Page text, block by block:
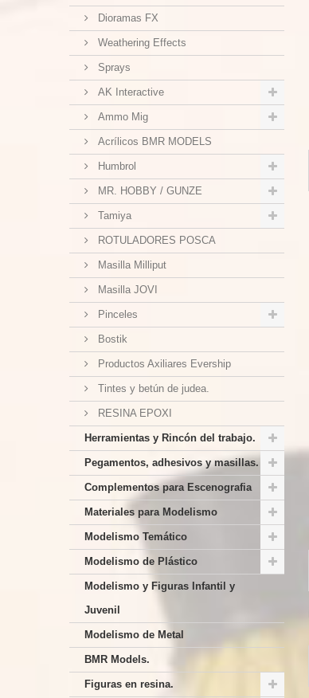
Dioramas FX
Weathering Effects
Sprays
AK Interactive
Ammo Mig
Acrílicos BMR MODELS
Humbrol
MR. HOBBY / GUNZE
Tamiya
ROTULADORES POSCA
Masilla Milliput
Masilla JOVI
Pinceles
Bostik
Productos Axiliares Evership
Tintes y betún de judea.
RESINA EPOXI
Herramientas y Rincón del trabajo.
Pegamentos, adhesivos y masillas.
Complementos para Escenografia
Materiales para Modelismo
Modelismo Temático
Modelismo de Plástico
Modelismo y Figuras Infantil y
Juvenil
Modelismo de Metal
BMR Models.
Figuras en resina.